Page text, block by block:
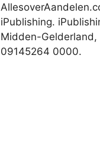
iPublishing.
Midden-
09145264 0000.